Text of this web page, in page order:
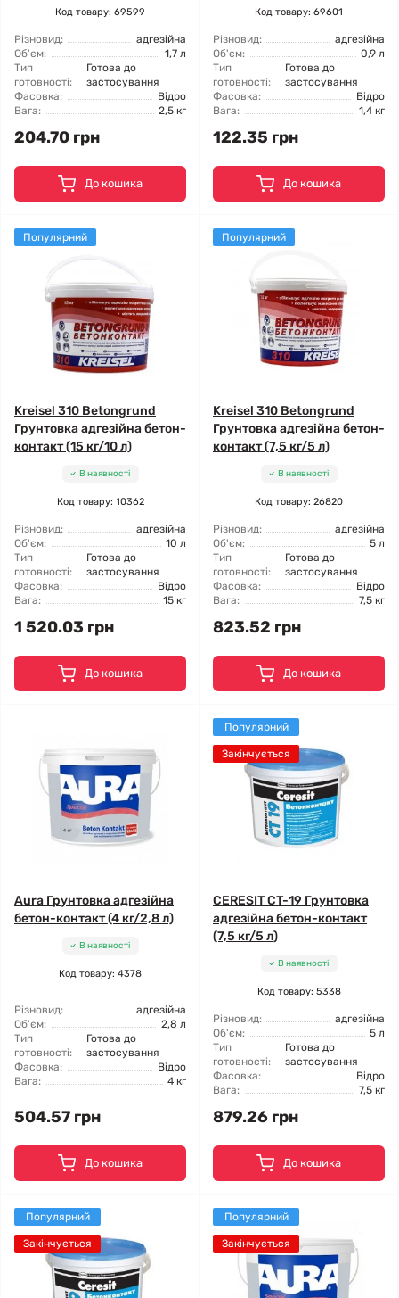
Код товару: 69599
Різновид:
адгезійна
Об'єм:
1,7 л
Тип
готовності:
Готова до
застосування
Фасовка:
Відро
Вага:
2,5 кг
204.70 грн
До кошика
Код товару: 69601
Різновид:
адгезійна
Об'єм:
0,9 л
Тип
готовності:
Готова до
застосування
Фасовка:
Відро
Вага:
1,4 кг
122.35 грн
До кошика
Популярний
Kreisel 310 Betongrund
Грунтовка адгезійна бетон-
контакт (15 кг/10 л)
В наявності
Код товару: 10362
Різновид:
адгезійна
Об'єм:
10 л
Тип
готовності:
Готова до
застосування
Фасовка:
Відро
Вага:
15 кг
1 520.03 грн
До кошика
Популярний
Kreisel 310 Betongrund
Грунтовка адгезійна бетон-
контакт (7,5 кг/5 л)
В наявності
Код товару: 26820
Різновид:
адгезійна
Об'єм:
5 л
Тип
готовності:
Готова до
застосування
Фасовка:
Відро
Вага:
7,5 кг
823.52 грн
До кошика
Aura Грунтовка адгезійна
бетон-контакт (4 кг/2,8 л)
В наявності
Код товару: 4378
Різновид:
адгезійна
Об'єм:
2,8 л
Тип
готовності:
Готова до
застосування
Фасовка:
Відро
Вага:
4 кг
504.57 грн
До кошика
Популярний
Закінчується
CERESIT CT-19 Грунтовка
адгезійна бетон-контакт
(7,5 кг/5 л)
В наявності
Код товару: 5338
Різновид:
адгезійна
Об'єм:
5 л
Тип
готовності:
Готова до
застосування
Фасовка:
Відро
Вага:
7,5 кг
879.26 грн
До кошика
Популярний
Закінчується
Популярний
Закінчується